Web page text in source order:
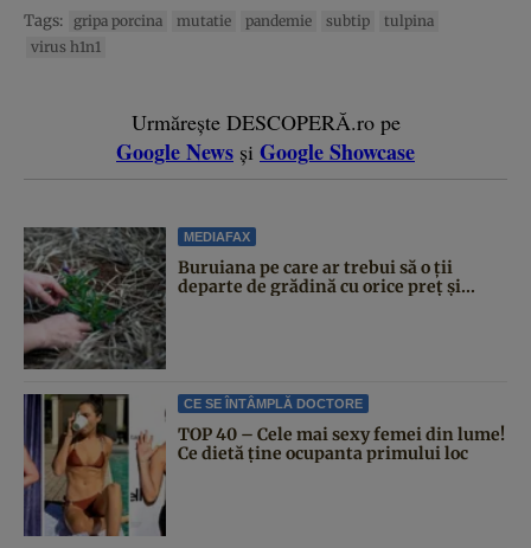
Tags: gripa porcina mutatie pandemie subtip
tulpina
virus h1n1
Urmărește DESCOPERĂ.ro pe
Google News și Google Showcase
MEDIAFAX
Buruiana pe care ar trebui să o ții
departe de grădină cu orice preț și...
CE SE ÎNTÂMPLĂ DOCTORE
TOP 40 – Cele mai sexy femei din lume!
Ce dietă ține ocupanta primului loc